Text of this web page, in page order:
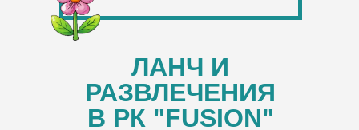
ЛАНЧ И
РАЗВЛЕЧЕНИЯ
В РК "FUSION"